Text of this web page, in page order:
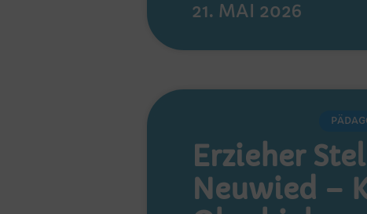
21. MAI 2026
Erzieher
Neuwied –